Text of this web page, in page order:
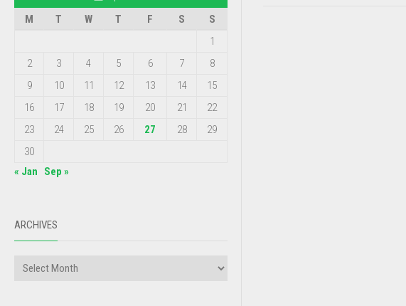
M
T W T F S
S
1
2
3 4 5 6 7
8
9
10 11 12 13 14
15
16
17 18 19 20 21
22
23
24 25 26 27 28
29
30
« Jan
Sep »
ARCHIVES